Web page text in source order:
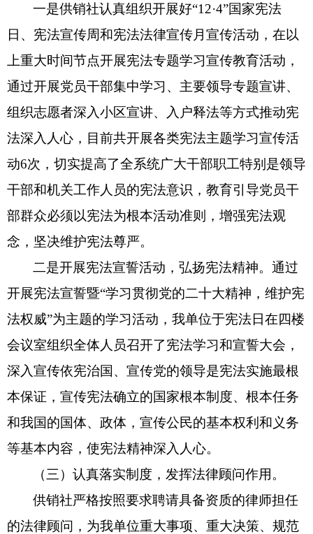
一是供销社认真组织开展好“12·4”国家宪法
日 、宪法宣传周和宪法法律宣传月宣传活动 ， 在以
上重大时间节点开展宪法专题学习宣传教育活动，
通过开展党员干部集中学习、主要领导专题宣讲、
组织志愿者深入小区宣讲、入户释法等方式推动宪
法深入人心， 目前共开展各类宪法主题学习宣传活
动6次， 切实提高了全系统广大干部职工特别是领导
干部和机关工作人员的宪法意识，教育引导党员干
部群众必须以宪法为根本活动准则，增强宪法观
念，坚决维护宪法尊严。
二是开展宪法宣誓活动，弘扬宪法精神。通过
开展宪法宣誓暨“学习贯彻党的二十大精神，维护宪
法权威”为主题的学习活动，我单位于宪法日在四楼
会议室组织全体人员召开了宪法学习和宣誓大会，
深入宣传依宪治国、宣传党的领导是宪法实施最根
本保证，宣传宪法确立的国家根本制度、根本任务
和我国的国体、政体，宣传公民的基本权利和义务
等基本内容，使宪法精神深入人心。
（三 ）认真落实制度，发挥法律顾问作用 。
供销社严格按照要求聘请具备资质的律师担任
的法律顾问，为我单位重大事项、重大决策、规范